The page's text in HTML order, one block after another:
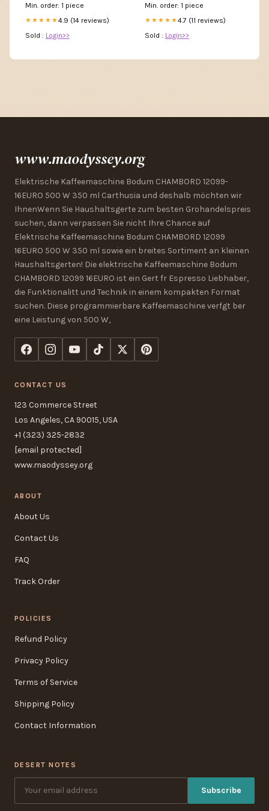
Min. order: 1 piece
★★★★★4.9 (14 reviews)
Sold : Login>>
Min. order: 1 piece
★★★★★4.7 (11 reviews)
Sold : Login>>
www.maodyssey.org
Elektrische Kaffeemaschine Bodum CHAMBORD 12099-
16EURO 500 W 350 ml Carthusia und deshalb möchten wir
IhnenWenn Sie Haushaltsgerte zum besten Grohandelspreis
suchen, dann verpassen Sie nicht Ihre Chance auf
Elektrische Kaffeemaschine Bodum CHAMBORD 12099
16EURO 500 W 350 ml sowie ein breites Sortiment an kleinen
Haushaltsgerten! Die elektrische Kaffeemaschine Bodum
CHAMBORD 12099 16EURO ist ein Gert fr Espresso Liebhaber,
die Funktionalitt und Technik in einem kompakten Format
suchen. Diese programmierbare Kaffeemaschine verfgt ber
eine Leistung von 500 W,
CONTACT US
123 Commerce Street
Los Angeles, CA 90015, USA
+1 (323) 325-2832
[email protected]
www.maodyssey.org
ABOUT
About Us
Contact Us
FAQ
Track Order
POLICIES
Refund Policy
Privacy Policy
Terms of Service
Shipping Policy
Contact Information
DESERT NOTES
Subscribe